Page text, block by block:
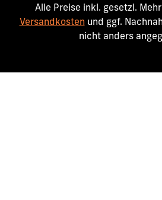
Alle Preise inkl. gesetzl.
Versandkosten und ggf.
nicht anders